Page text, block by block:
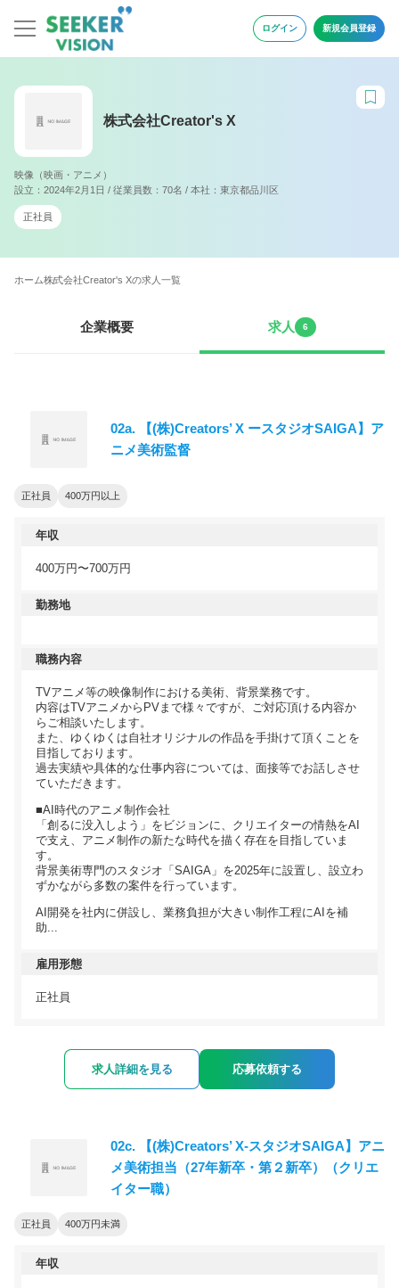
ログイン 新規会員登録
株式会社Creator's X
映像（映画・アニメ）
設立：2024年2月1日 / 従業員数：70名 / 本社：東京都品川区
正社員
ホーム株式会社Creator's Xの求人一覧
企業概要 求人 6
02a. 【(株)Creators’ X ースタジオSAIGA】ア
ニメ美術監督
正社員 400万円以上
年収
400万円〜700万円
勤務地
職務内容
TVアニメ等の映像制作における美術、背景業務です。
内容はTVアニメからPVまで様々ですが、ご対応頂ける内容か
らご相談いたします。
また、ゆくゆくは自社オリジナルの作品を手掛けて頂くことを
目指しております。
過去実績や具体的な仕事内容については、面接等でお話しさせ
ていただきます。
■AI時代のアニメ制作会社
「創るに没入しよう」をビジョンに、クリエイターの情熱をAI
で支え、アニメ制作の新たな時代を描く存在を目指していま
す。
背景美術専門のスタジオ「SAIGA」を2025年に設置し、設立わ
ずかながら多数の案件を行っています。
AI開発を社内に併設し、業務負担が大きい制作工程にAIを補
助...
雇用形態
正社員
求人詳細を見る 応募依頼する
02c. 【(株)Creators’ X-スタジオSAIGA】アニ
メ美術担当（27年新卒・第２新卒）（クリエ
イター職）
正社員 400万円未満
年収